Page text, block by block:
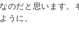
のだと思います。
うに。